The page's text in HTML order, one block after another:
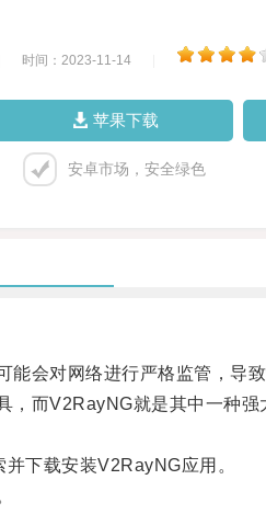
时间：2023-11-14
苹果下载
安卓市场，安全绿色
对网络进行严格监管，导致
而V2RayNG就是其中一种强
下载安装V2RayNG应用。